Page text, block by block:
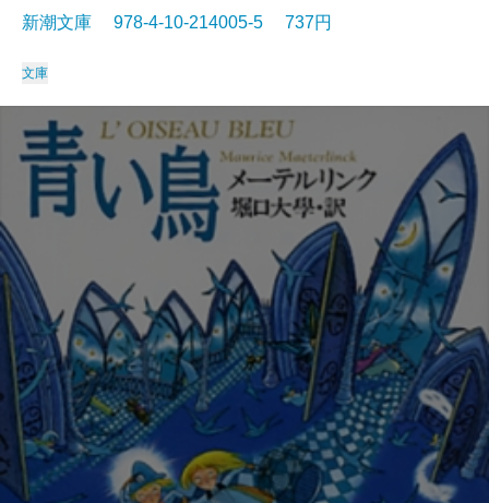
新潮文庫 978-4-10-214005-5 737円
文庫